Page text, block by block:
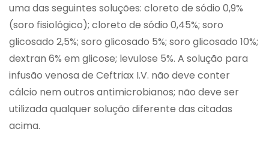
uma das seguintes soluções: cloreto de sódio 0,9%
(soro fisiológico); cloreto de sódio 0,45%; soro
glicosado 2,5%; soro glicosado 5%; soro glicosado 10%;
dextran 6% em glicose; levulose 5%. A solução para
infusão venosa de Ceftriax I.V. não deve conter
cálcio nem outros antimicrobianos; não deve ser
utilizada qualquer solução diferente das citadas
acima.